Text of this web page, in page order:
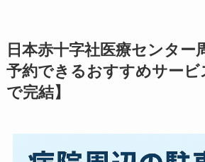
日本赤十字社医療センター
予約できるおすすめサービ
で完結】